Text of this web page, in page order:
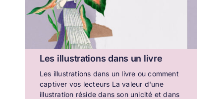
Les illustrations dans un livre
Les illustrations dans un livre ou comment
captiver vos lecteurs La valeur d'une
illustration réside dans son unicité et dans